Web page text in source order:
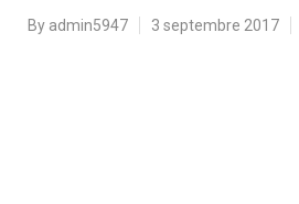
By admin5947 3 septembre 2017